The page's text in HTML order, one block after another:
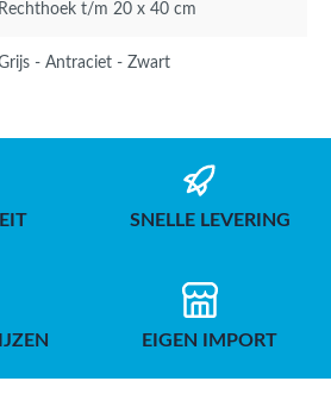
Rechthoek t/m 20 x 40 cm
- Antraciet - Zwart
SNELLE LEVERING
EIGEN IMPORT